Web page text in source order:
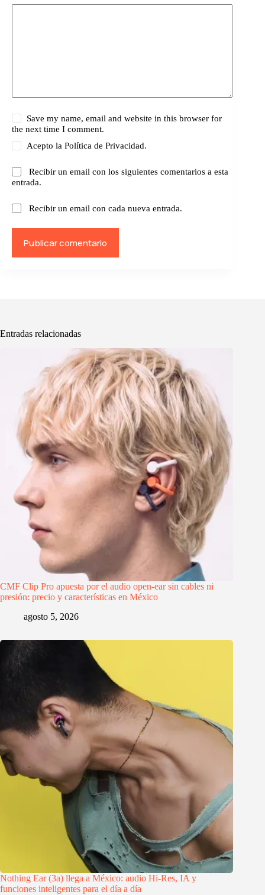
Save my name, email and website in this browser for
the next time I comment.
Acepto laPolítica de Privacidad.
Recibir un email con los siguientes comentarios a esta
entrada.
Recibir un email con cada nueva entrada.
Publicar comentario
Entradas relacionadas
CMF Clip Pro apuesta por el audio open-ear sin cables ni
presión: precio y características en México
agosto 5, 2026
Nothing Ear (3a) llega a México: audio Hi-Res, IA y
funciones inteligentes para el día a día